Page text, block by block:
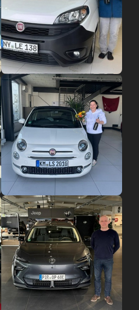
Show larger version
Show larger version